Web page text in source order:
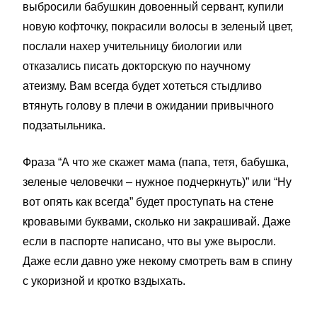
выбросили бабушкин довоенный сервант, купили
новую кофточку, покрасили волосы в зеленый цвет,
послали нахер учительницу биологии или
отказались писать докторскую по научному
атеизму. Вам всегда будет хотеться стыдливо
втянуть голову в плечи в ожидании привычного
подзатыльника.
Фраза “А что же скажет мама (папа, тетя, бабушка,
зеленые человечки – нужное подчеркнуть)” или “Ну
вот опять как всегда” будет проступать на стене
кровавыми буквами, сколько ни закрашивай. Даже
если в паспорте написано, что вы уже выросли.
Даже если давно уже некому смотреть вам в спину
с укоризной и кротко вздыхать.